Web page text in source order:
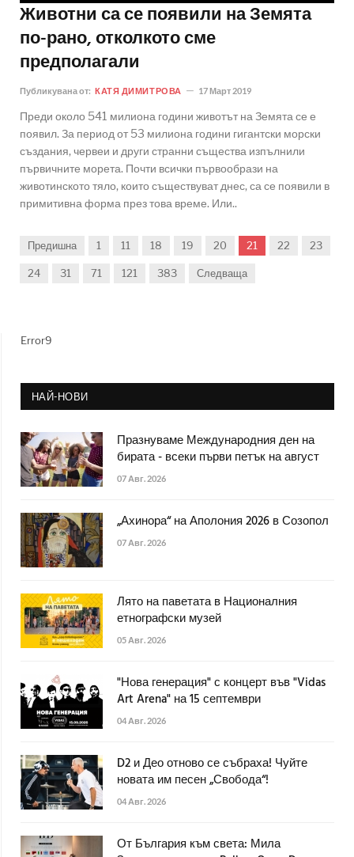
Животни са се появили на Земята
по-рано, отколкото сме
предполагали
Публикувана от: КАТЯ ДИМИТРОВА 17 Март 2019
Преди около 541 милиона години животът на Земята се е
появил. За период от 53 милиона години гигантски морски
създания, червеи и други странни същества изпълнили
първичните морета. Почти всички първообрази на
животинското тяло, които съществуват днес, са се появили в
примитивна форма през това време. Или..
Предишна 1 11 18 19 20 21 22 23
24 31 71 121 383 Следваща
Error9
НАЙ-НОВИ
Празнуваме Международния ден на
бирата - всеки първи петък на август
07 Авг. 2026
„Ахинора“ на Аполония 2026 в Созопол
07 Авг. 2026
Лято на паветата в Националния
етнографски музей
05 Авг. 2026
"Нова генерация" с концерт във "Vidas
Art Arena" на 15 септември
04 Авг. 2026
D2 и Део отново се събраха! Чуйте
новата им песен „Свобода“!
04 Авг. 2026
От България към света: Мила